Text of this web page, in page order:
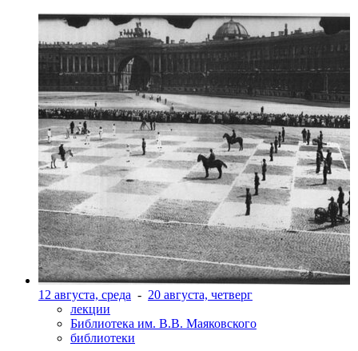
12 августа, среда - 20 августа, четверг
лекции
Библиотека им. В.В. Маяковского
библиотеки